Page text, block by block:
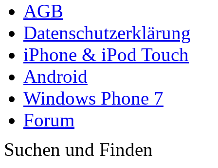
AGB
Datenschutzerklärung
iPhone & iPod Touch
Android
Windows Phone 7
Forum
Suchen und Finden